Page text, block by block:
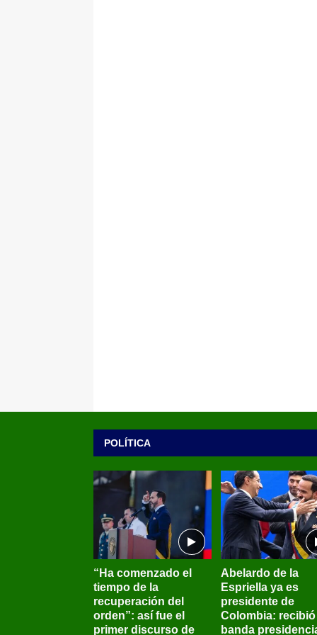
POLÍTICA
“Ha comenzado el
tiempo de la
recuperación del
orden”: así fue el
primer discurso de
Abelardo de la
Espriella ya es
presidente de
Colombia: recibió
banda